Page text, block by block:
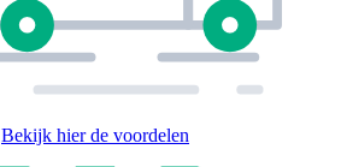
Bekijk hier de voordelen